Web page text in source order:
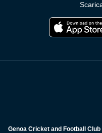
Genoa Cricket and Football Club